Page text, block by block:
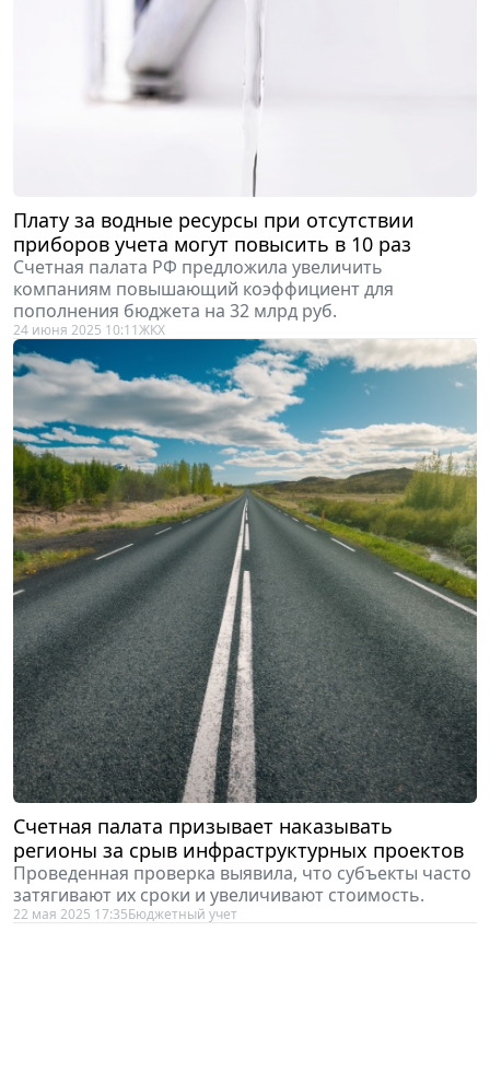
Плату за водные ресурсы при отсутствии
приборов учета могут повысить в 10 раз
Счетная палата РФ предложила увеличить
компаниям повышающий коэффициент для
пополнения бюджета на 32 млрд руб.
24 июня 2025 10:11ЖКХ
Счетная палата призывает наказывать
регионы за срыв инфраструктурных проектов
Проведенная проверка выявила, что субъекты часто
затягивают их сроки и увеличивают стоимость.
22 мая 2025 17:35Бюджетный учет